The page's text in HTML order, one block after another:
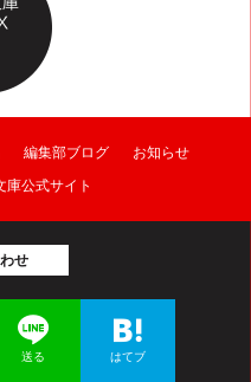
編集部ブログ
お知らせ
庫公式サイト
せ
送る はてブ